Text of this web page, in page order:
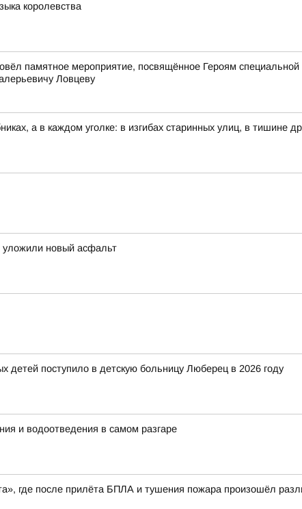
королевства
памятное мероприятие, посвящённое Героям
Ловцеву
а в каждом уголке: в изгибах старинных улиц, в тишине
уложили новый асфальт
поступило в детскую больницу Люберец в 2026 году
и водоотведения в самом разгаре
где после прилёта БПЛА и тушения пожара произошёл